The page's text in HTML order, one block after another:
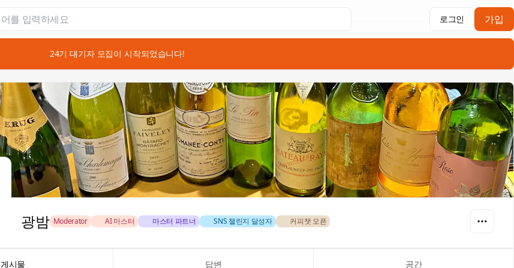
가입
로그인
📣 24기 대기자 모집이 시작되었습니다!
광밤 Moderator 🏅 AI 마스터 🎖️ 마스터 파트너 🚀 SNS 챌린지 달성자 ☕ 커피챗 오픈
게시물 답변 공간